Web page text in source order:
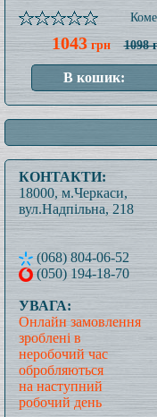
1043грн 1098
КОНТАКТИ:
18000, м.Черкаси,
вул.Надпільна, 218
(068) 804-06-52
(050) 194-18-70
УВАГА:
Онлайн замовлення
зроблені в
неробочий час
обробляються
на наступний
робочий день